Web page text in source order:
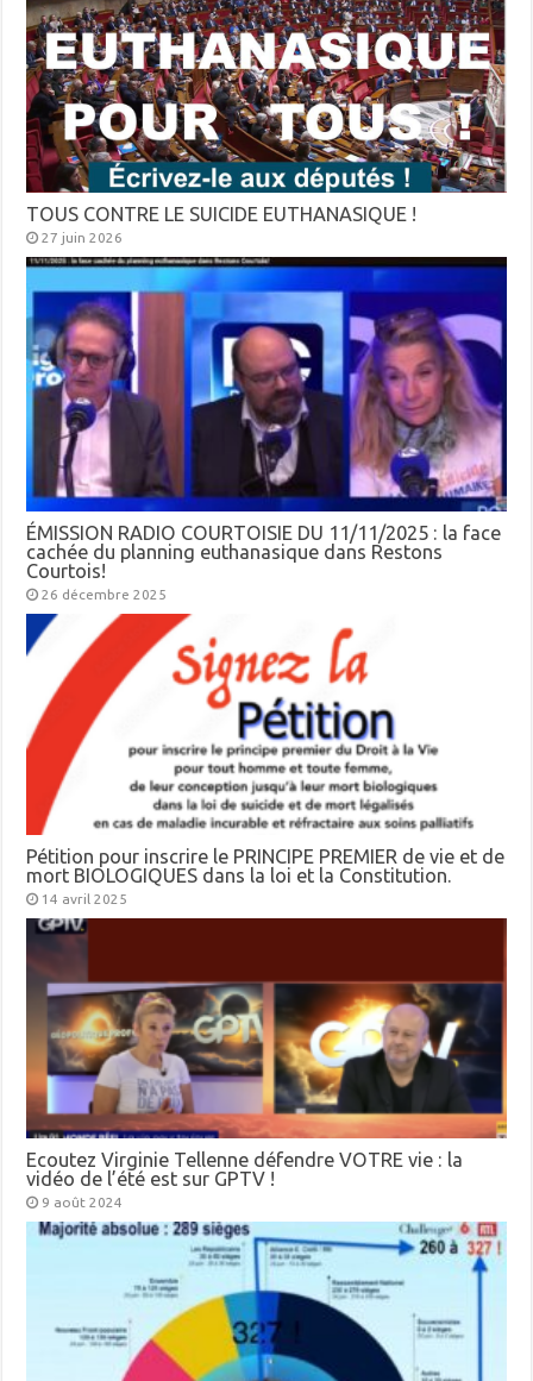
TOUS CONTRE LE SUICIDE EUTHANASIQUE !
27 juin 2026
ÉMISSION RADIO COURTOISIE DU 11/11/2025 : la face
cachée du planning euthanasique dans Restons
Courtois!
26 décembre 2025
Pétition pour inscrire le PRINCIPE PREMIER de vie et de
mort BIOLOGIQUES dans la loi et la Constitution.
14 avril 2025
Ecoutez Virginie Tellenne défendre VOTRE vie : la
vidéo de l’été est sur GPTV !
9 août 2024